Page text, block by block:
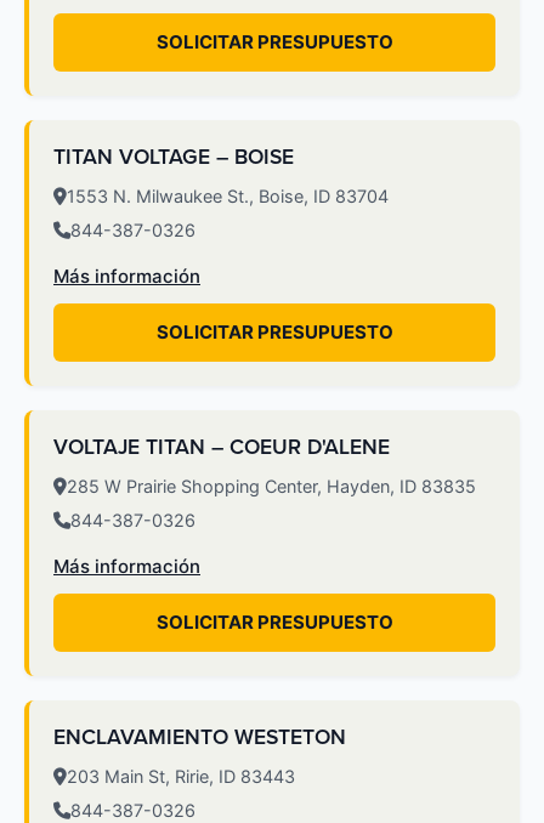
SOLICITAR PRESUPUESTO
TITAN VOLTAGE – BOISE
1553 N. Milwaukee St., Boise, ID 83704
844-387-0326
Más información
SOLICITAR PRESUPUESTO
VOLTAJE TITAN – COEUR D'ALENE
285 W Prairie Shopping Center, Hayden, ID 83835
844-387-0326
Más información
SOLICITAR PRESUPUESTO
ENCLAVAMIENTO WESTETON
203 Main St, Ririe, ID 83443
844-387-0326